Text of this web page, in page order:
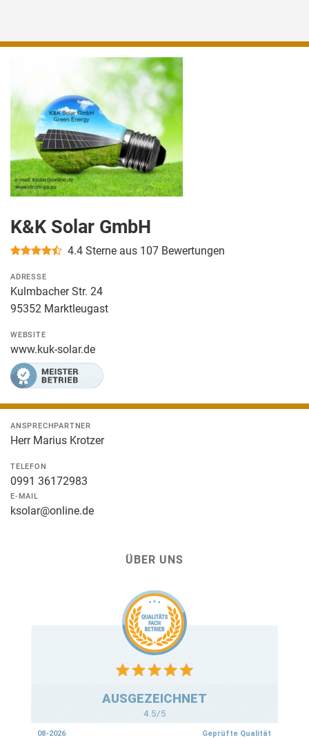
K&K Solar GmbH
4.4 Sterne aus 107 Bewertungen
ADRESSE
Kulmbacher Str. 24
95352 Marktleugast
WEBSITE
www.kuk-solar.de
ANSPRECHPARTNER
Herr Marius Krotzer
TELEFON
0991 36172983
E-MAIL
ksolar@online.de
ÜBER UNS